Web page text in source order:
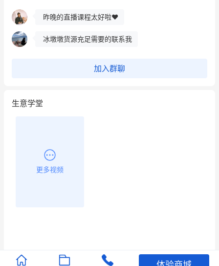
昨晚的直播课程太好啦❤️
冰墩墩货源充足需要的联系我
加入群聊
生意学堂
更多视频